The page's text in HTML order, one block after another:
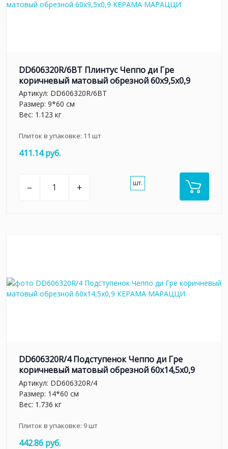
DD606320R/6BT Плинтус Чеппо ди Гре
коричневый матовый обрезной 60x9,5x0,9
Артикул: DD606320R/6BT
Размер: 9*60 см
Вес: 1.123 кг
Плиток в упаковке: 11 шт
411.14 руб.
– + шт.
DD606320R/4 Подступенок Чеппо ди Гре
коричневый матовый обрезной 60x14,5x0,9
Артикул: DD606320R/4
Размер: 14*60 см
Вес: 1.736 кг
Плиток в упаковке: 9шт
442.86 руб.